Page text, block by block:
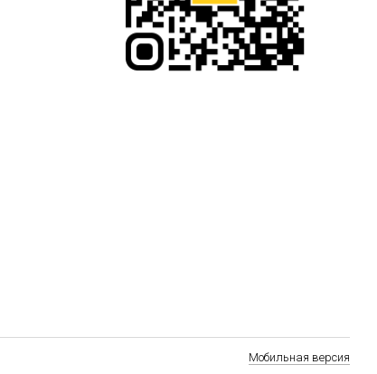
Мобильная версия